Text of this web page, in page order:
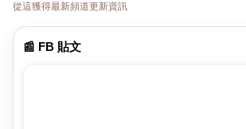
從這獲得最新頻道更新資訊
📰 FB 貼文